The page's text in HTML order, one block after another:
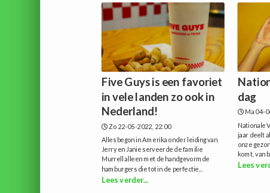
Five Guys is een favoriet
in vele landen zo ook in
Nederland!
Zo 22-05-2022, 22:00
Alles begon in Amerika onder leiding van
Jerry en Janie serveerde de familie
Murrell alleen met de handgevormde
hamburgers die tot in de perfectie...
Lees verder...
dag
Ma 04-
Nationale
jaar deelt
onze
komt, van
Lees